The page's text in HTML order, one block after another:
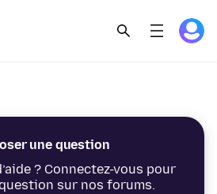
une question
? Connectez-vous pour
sur nos forums.